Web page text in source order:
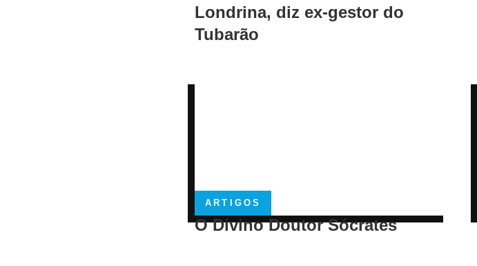
Londrina, diz ex-gestor do
Tubarão
ARTIGOS
O Divino Doutor Sócrates